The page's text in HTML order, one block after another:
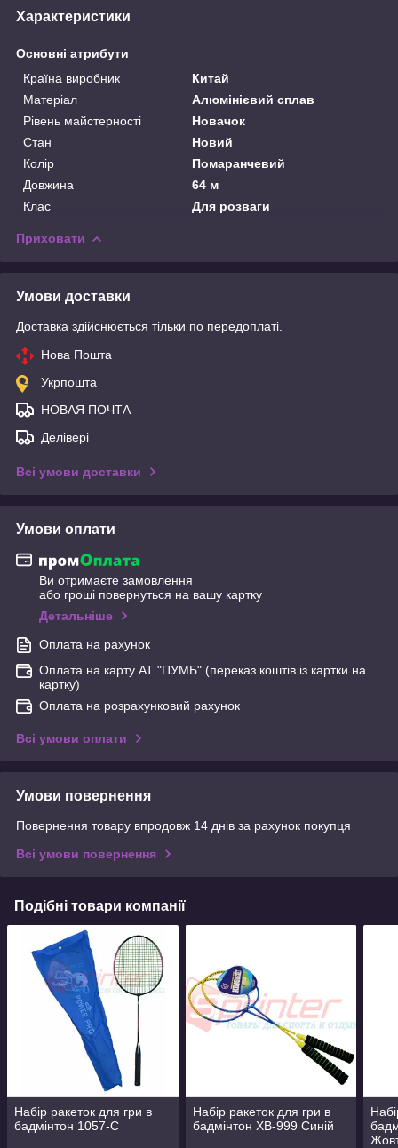
Характеристики
Основні атрибути
Країна виробник
Китай
Матеріал
Алюмінієвий сплав
Рівень майстерності
Новачок
Стан
Новий
Колір
Помаранчевий
Довжина
64 м
Клас
Для розваги
Приховати
Умови доставки
Доставка здійснюється тільки по передоплаті.
Нова Пошта
Укрпошта
НОВАЯ ПОЧТА
Делівері
Всі умови доставки
Умови оплати
Ви отримаєте замовлення
або гроші повернуться на вашу картку
Детальніше
Оплата на рахунок
Оплата на карту АТ "ПУМБ" (переказ коштів із картки на
картку)
Оплата на розрахунковий рахунок
Всі умови оплати
Умови повернення
Повернення товару впродовж 14 днів за рахунок покупця
Всі умови повернення
Подібні товари компанії
Набір ракеток для гри в
бадмінтон 1057-С
Набір ракеток для гри в
бадмінтон XB-999 Синій